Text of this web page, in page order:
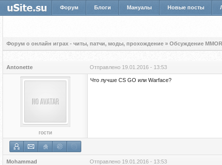
Форум Блоги Мануалы Новые посты
Форум о онлайн играх - читы, патчи, моды, прохождение » Обсуждение
Antonette Отправлено 19.01.2016 - 13:53
гости
Что лучше CS GO или Warface?
Mohammad Отправлено 19.01.2016 - 13:53